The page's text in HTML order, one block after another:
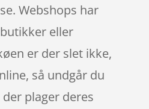
Webshops har
eller
er der slet ikke,
så undgår du
plager deres